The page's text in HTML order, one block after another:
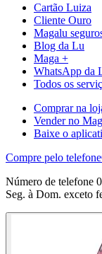
Cartão Luiza
Cliente Ouro
Magalu
Blog da Lu
Maga +
WhatsApp da
Todos os
Comprar na
Vender no
Baixe o
Compre pelo telefone
Número de telefone
Seg. à Dom. exceto